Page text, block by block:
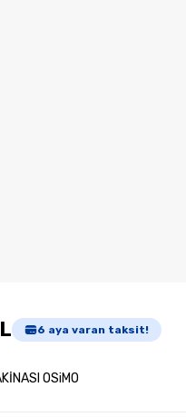
6 aya varan taksit!
OSiMO